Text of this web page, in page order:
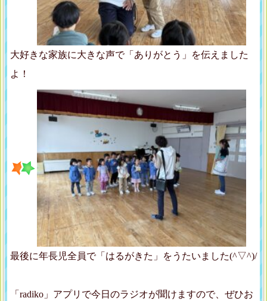
大好きな家族に大きな声で「ありがとう」を伝えました
よ！
最後に年長児全員で「はるがきた」をうたいました(^▽^)/
「radiko」アプリで今日のラジオが聞けますので、ぜひお